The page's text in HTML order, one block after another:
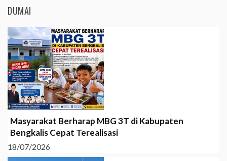
DUMAI
Masyarakat Berharap MBG 3T di Kabupaten
Bengkalis Cepat Terealisasi
18/07/2026